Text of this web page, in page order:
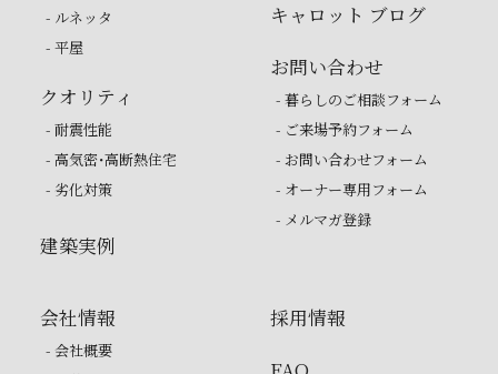
- ルネッタ
- 平屋
クオリティ
- 耐震性能
- 高気密・高断熱住宅
- 劣化対策
建築実例
キャロット ブログ
お問い合わせ
- 暮らしのご相談フォーム
- ご来場予約フォーム
- お問い合わせフォーム
- オーナー専用フォーム
- メルマガ登録
会社情報
- 会社概要
採用情報